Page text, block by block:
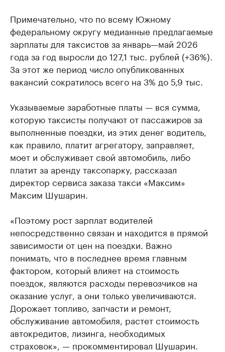
Примечательно, что по всему Южному
федеральному округу медианные предлагаемые
зарплаты для таксистов за январь—май 2026
года за год выросли до 127,1 тыс. рублей (+36%).
За этот же период число опубликованных
вакансий сократилось всего на 3% до 5,9 тыс.
Указываемые заработные платы — вся сумма,
которую таксисты получают от пассажиров за
выполненные поездки, из этих денег водитель,
как правило, платит агрегатору, заправляет,
моет и обслуживает свой автомобиль, либо
платит за аренду таксопарку, рассказал
директор сервиса заказа такси «Максим»
Максим Шушарин.
«Поэтому рост зарплат водителей
непосредственно связан и находится в прямой
зависимости от цен на поездки. Важно
понимать, что в последнее время главным
фактором, который влияет на стоимость
поездок, являются расходы перевозчиков на
оказание услуг, а они только увеличиваются.
Дорожает топливо, запчасти и ремонт,
обслуживание автомобиля, растет стоимость
автокредитов, лизинга, необходимых
страховок», — прокомментировал Шушарин.